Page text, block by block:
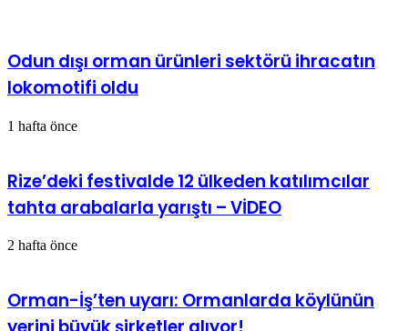
Odun dışı orman ürünleri sektörü ihracatın
lokomotifi oldu
1 hafta önce
Rize’deki festivalde 12 ülkeden katılımcılar
tahta arabalarla yarıştı – VİDEO
2 hafta önce
Orman-İş’ten uyarı: Ormanlarda köylünün